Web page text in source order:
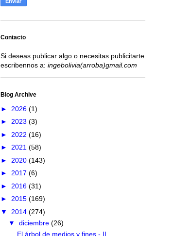
Contacto
Si deseas publicar algo o necesitas publicitarte
escribennos a: ingebolivia(arroba)gmail.com
Blog Archive
► 2026 (1)
► 2023 (3)
► 2022 (16)
► 2021 (58)
► 2020 (143)
► 2017 (6)
► 2016 (31)
► 2015 (169)
▼ 2014 (274)
▼diciembre(26)
El árbol de medios y fines - II